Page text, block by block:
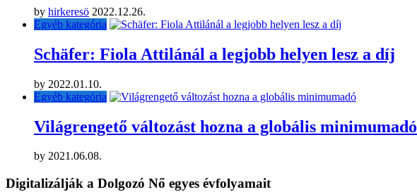
by hirkeresö 2022.12.26.
Egyéb kategória
Schäfer: Fiola Attilánál a legjobb helyen lesz a díj
by 2022.01.10.
Egyéb kategória
Világrengető változást hozna a globális minimumadó
by 2021.06.08.
Digitalizálják a Dolgozó Nő egyes évfolyamait